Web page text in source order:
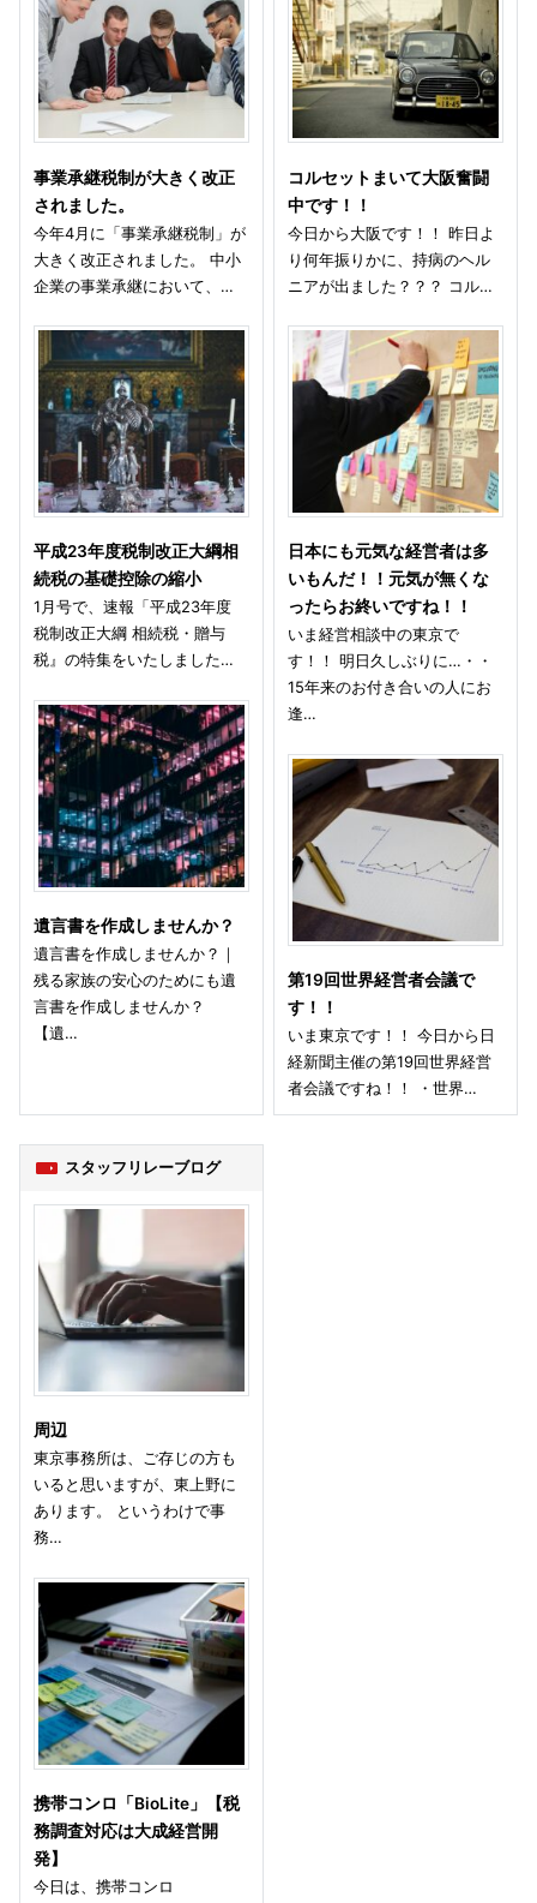
事業承継税制が大きく改正
されました。
今年4月に「事業承継税制」が
大きく改正されました。 中小
企業の事業承継において、…
平成23年度税制改正大綱相
続税の基礎控除の縮小
1月号で、速報「平成23年度
税制改正大綱 相続税・贈与
税』の特集をいたしました…
遺言書を作成しませんか？
遺言書を作成しませんか？｜
残る家族の安心のためにも遺
言書を作成しませんか？
【遺…
コルセットまいて大阪奮闘
中です！！
今日から大阪です！！ 昨日よ
り何年振りかに、持病のヘル
ニアが出ました？？？ コル…
日本にも元気な経営者は多
いもんだ！！元気が無くな
ったらお終いですね！！
いま経営相談中の東京で
す！！ 明日久しぶりに…・・
15年来のお付き合いの人にお
逢…
第19回世界経営者会議で
す！！
いま東京です！！ 今日から日
経新聞主催の第19回世界経営
者会議ですね！！ ・世界…
スタッフリレーブログ
周辺
東京事務所は、ご存じの方も
いると思いますが、東上野に
あります。 というわけで事
務…
携帯コンロ「BioLite」【税
務調査対応は大成経営開
発】
今日は、携帯コンロ